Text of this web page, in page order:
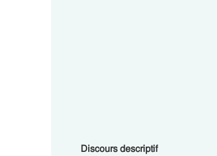
Discours descriptif